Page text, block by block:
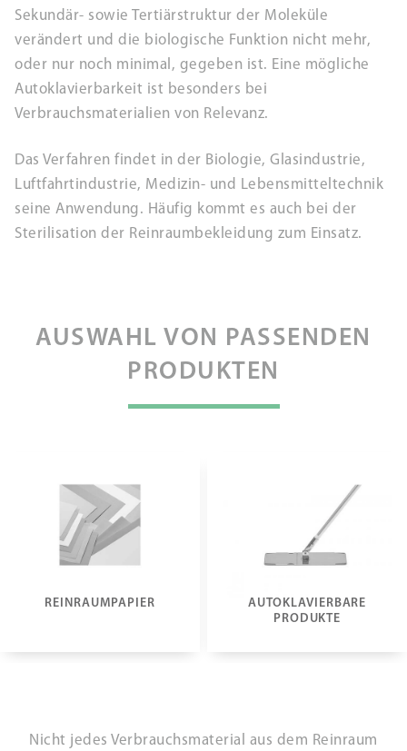
Sekundär- sowie Tertiärstruktur der Moleküle
verändert und die biologische Funktion nicht mehr,
oder nur noch minimal, gegeben ist. Eine mögliche
Autoklavierbarkeit ist besonders bei
Verbrauchsmaterialien von Relevanz.
Das Verfahren findet in der Biologie, Glasindustrie,
Luftfahrtindustrie, Medizin- und Lebensmitteltechnik
seine Anwendung. Häufig kommt es auch bei der
Sterilisation der Reinraumbekleidung zum Einsatz.
AUSWAHL VON PASSENDEN
PRODUKTEN
REINRAUMPAPIER
AUTOKLAVIERBARE
PRODUKTE
Nicht jedes Verbrauchsmaterial aus dem Reinraum